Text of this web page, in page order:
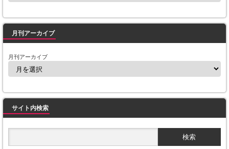
月刊アーカイブ
月刊アーカイブ
サイト内検索